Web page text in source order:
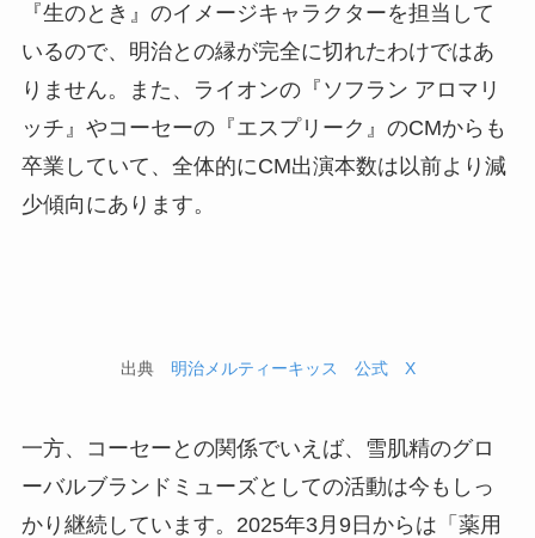
『生のとき』のイメージキャラクターを担当して
いるので、明治との縁が完全に切れたわけではあ
りません。また、ライオンの『ソフラン アロマリ
ッチ』やコーセーの『エスプリーク』のCMからも
卒業していて、全体的にCM出演本数は以前より減
少傾向にあります。
出典 明治メルティーキッス 公式 X
一方、コーセーとの関係でいえば、雪肌精のグロ
ーバルブランドミューズとしての活動は今もしっ
かり継続しています。2025年3月9日からは「薬用